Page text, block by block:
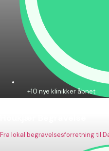
+10 nye klinikker åbnet
Fra lokal begravelsesforretning til